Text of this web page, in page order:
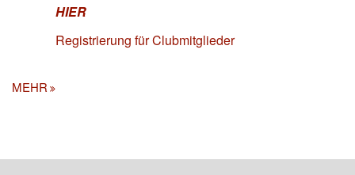
HIER
Registrierung für Clubmitglieder
MEHR